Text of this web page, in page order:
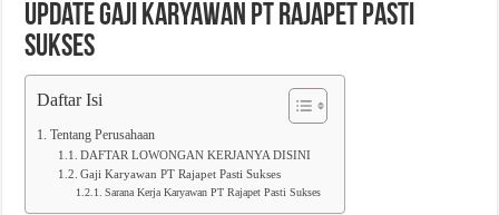
Update Gaji Karyawan PT Rajapet Pasti
Sukses
Daftar Isi
Tentang Perusahaan
DAFTAR LOWONGAN KERJANYA DISINI
Gaji Karyawan PT Rajapet Pasti Sukses
Sarana Kerja Karyawan PT Rajapet Pasti Sukses